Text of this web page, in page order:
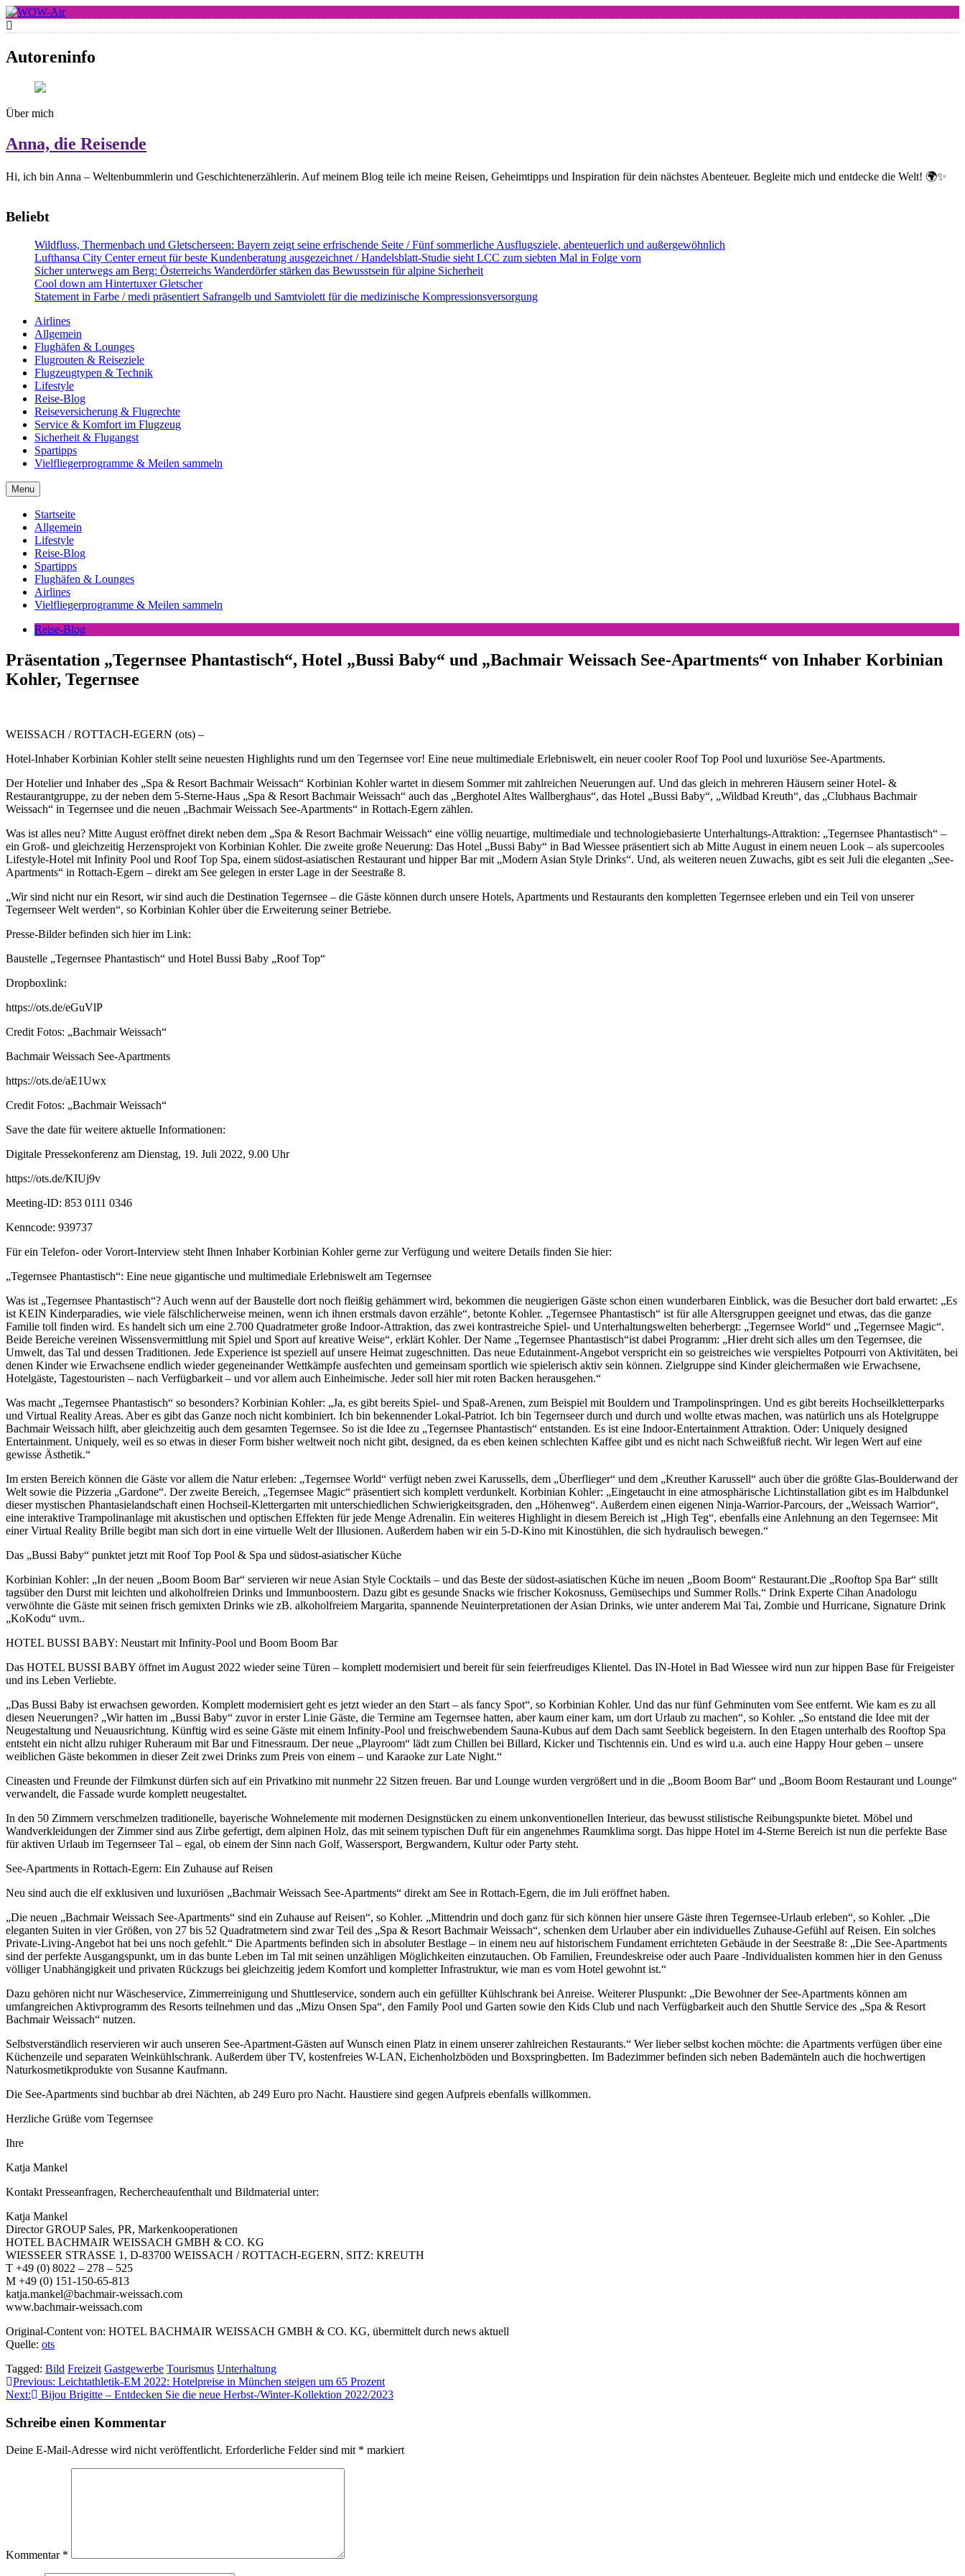
Skip
to
content
WOW-Air
Autoreninfo
Über mich
Anna, die Reisende
Hi, ich bin Anna – Weltenbummlerin und Geschichtenerzählerin. Auf meinem Blog teile ich meine Reisen, Geheimtipps und Inspiration für dein nächstes Abenteuer. Begleite mich und entdecke die Welt! 🌍✨
Beliebt
Wildfluss, Thermenbach und Gletscherseen: Bayern zeigt seine erfrischende Seite / Fünf sommerliche Ausflugsziele, abenteuerlich und außergewöhnlich
Lufthansa City Center erneut für beste Kundenberatung ausgezeichnet / Handelsblatt-Studie sieht LCC zum siebten Mal in Folge vorn
Sicher unterwegs am Berg: Österreichs Wanderdörfer stärken das Bewusstsein für alpine Sicherheit
Cool down am Hintertuxer Gletscher
Statement in Farbe / medi präsentiert Safrangelb und Samtviolett für die medizinische Kompressionsversorgung
Airlines
Allgemein
Flughäfen & Lounges
Flugrouten & Reiseziele
Flugzeugtypen & Technik
Lifestyle
Reise-Blog
Reiseversicherung & Flugrechte
Service & Komfort im Flugzeug
Sicherheit & Flugangst
Spartipps
Vielfliegerprogramme & Meilen sammeln
Menu
Startseite
Allgemein
Lifestyle
Reise-Blog
Spartipps
Flughäfen & Lounges
Airlines
Vielfliegerprogramme & Meilen sammeln
Reise-Blog
Präsentation „Tegernsee Phantastisch“, Hotel „Bussi Baby“ und „Bachmair Weissach See-Apartments“ von Inhaber Korbinian
Kohler, Tegernsee
WEISSACH / ROTTACH-EGERN (ots) –
Hotel-Inhaber Korbinian Kohler stellt seine neuesten Highlights rund um den Tegernsee vor! Eine neue multimediale Erlebniswelt, ein neuer cooler Roof Top Pool und luxuriöse See-Apartments.
Der Hotelier und Inhaber des „Spa & Resort Bachmair Weissach“ Korbinian Kohler wartet in diesem Sommer mit zahlreichen Neuerungen auf. Und das gleich in mehreren Häusern seiner Hotel- &
Restaurantgruppe, zu der neben dem 5-Sterne-Haus „Spa & Resort Bachmair Weissach“ auch das „Berghotel Altes Wallberghaus“, das Hotel „Bussi Baby“, „Wildbad Kreuth“, das „Clubhaus Bachmair
Weissach“ in Tegernsee und die neuen „Bachmair Weissach See-Apartments“ in Rottach-Egern zählen.
Was ist alles neu? Mitte August eröffnet direkt neben dem „Spa & Resort Bachmair Weissach“ eine völlig neuartige, multimediale und technologiebasierte Unterhaltungs-Attraktion: „Tegernsee Phantastisch“ –
ein Groß- und gleichzeitig Herzensprojekt von Korbinian Kohler. Die zweite große Neuerung: Das Hotel „Bussi Baby“ in Bad Wiessee präsentiert sich ab Mitte August in einem neuen Look – als supercooles
Lifestyle-Hotel mit Infinity Pool und Roof Top Spa, einem südost-asiatischen Restaurant und hipper Bar mit „Modern Asian Style Drinks“. Und, als weiteren neuen Zuwachs, gibt es seit Juli die eleganten „See-
Apartments“ in Rottach-Egern – direkt am See gelegen in erster Lage in der Seestraße 8.
„Wir sind nicht nur ein Resort, wir sind auch die Destination Tegernsee – die Gäste können durch unsere Hotels, Apartments und Restaurants den kompletten Tegernsee erleben und ein Teil von unserer
Tegernseer Welt werden“, so Korbinian Kohler über die Erweiterung seiner Betriebe.
Presse-Bilder befinden sich hier im Link:
Baustelle „Tegernsee Phantastisch“ und Hotel Bussi Baby „Roof Top“
Dropboxlink:
https://ots.de/eGuVlP
Credit Fotos: „Bachmair Weissach“
Bachmair Weissach See-Apartments
https://ots.de/aE1Uwx
Credit Fotos: „Bachmair Weissach“
Save the date für weitere aktuelle Informationen:
Digitale Pressekonferenz am Dienstag, 19. Juli 2022, 9.00 Uhr
https://ots.de/KIUj9v
Meeting-ID: 853 0111 0346
Kenncode: 939737
Für ein Telefon- oder Vorort-Interview steht Ihnen Inhaber Korbinian Kohler gerne zur Verfügung und weitere Details finden Sie hier:
„Tegernsee Phantastisch“: Eine neue gigantische und multimediale Erlebniswelt am Tegernsee
Was ist „Tegernsee Phantastisch“? Auch wenn auf der Baustelle dort noch fleißig gehämmert wird, bekommen die neugierigen Gäste schon einen wunderbaren Einblick, was die Besucher dort bald erwartet: „Es
ist KEIN Kinderparadies, wie viele fälschlicherweise meinen, wenn ich ihnen erstmals davon erzähle“, betonte Kohler. „Tegernsee Phantastisch“ ist für alle Altersgruppen geeignet und etwas, das die ganze
Familie toll finden wird. Es handelt sich um eine 2.700 Quadratmeter große Indoor-Attraktion, das zwei kontrastreiche Spiel- und Unterhaltungswelten beherbergt: „Tegernsee World“ und „Tegernsee Magic“.
Beide Bereiche vereinen Wissensvermittlung mit Spiel und Sport auf kreative Weise“, erklärt Kohler. Der Name „Tegernsee Phantastisch“ist dabei Programm: „Hier dreht sich alles um den Tegernsee, die
Umwelt, das Tal und dessen Traditionen. Jede Experience ist speziell auf unsere Heimat zugeschnitten. Das neue Edutainment-Angebot verspricht ein so geistreiches wie verspieltes Potpourri von Aktivitäten, bei
denen Kinder wie Erwachsene endlich wieder gegeneinander Wettkämpfe ausfechten und gemeinsam sportlich wie spielerisch aktiv sein können. Zielgruppe sind Kinder gleichermaßen wie Erwachsene,
Hotelgäste, Tagestouristen – nach Verfügbarkeit – und vor allem auch Einheimische. Jeder soll hier mit roten Backen herausgehen.“
Was macht „Tegernsee Phantastisch“ so besonders? Korbinian Kohler: „Ja, es gibt bereits Spiel- und Spaß-Arenen, zum Beispiel mit Bouldern und Trampolinspringen. Und es gibt bereits Hochseilkletterparks
und Virtual Reality Areas. Aber es gibt das Ganze noch nicht kombiniert. Ich bin bekennender Lokal-Patriot. Ich bin Tegernseer durch und durch und wollte etwas machen, was natürlich uns als Hotelgruppe
Bachmair Weissach hilft, aber gleichzeitig auch dem gesamten Tegernsee. So ist die Idee zu „Tegernsee Phantastisch“ entstanden. Es ist eine Indoor-Entertainment Attraktion. Oder: Uniquely designed
Entertainment. Uniquely, weil es so etwas in dieser Form bisher weltweit noch nicht gibt, designed, da es eben keinen schlechten Kaffee gibt und es nicht nach Schweißfuß riecht. Wir legen Wert auf eine
gewisse Ästhetik.“
Im ersten Bereich können die Gäste vor allem die Natur erleben: „Tegernsee World“ verfügt neben zwei Karussells, dem „Überflieger“ und dem „Kreuther Karussell“ auch über die größte Glas-Boulderwand der
Welt sowie die Pizzeria „Gardone“. Der zweite Bereich, „Tegernsee Magic“ präsentiert sich komplett verdunkelt. Korbinian Kohler: „Eingetaucht in eine atmosphärische Lichtinstallation gibt es im Halbdunkel
dieser mystischen Phantasielandschaft einen Hochseil-Klettergarten mit unterschiedlichen Schwierigkeitsgraden, den „Höhenweg“. Außerdem einen eigenen Ninja-Warrior-Parcours, der „Weissach Warrior“,
eine interaktive Trampolinanlage mit akustischen und optischen Effekten für jede Menge Adrenalin. Ein weiteres Highlight in diesem Bereich ist „High Teg“, ebenfalls eine Anlehnung an den Tegernsee: Mit
einer Virtual Reality Brille begibt man sich dort in eine virtuelle Welt der Illusionen. Außerdem haben wir ein 5-D-Kino mit Kinostühlen, die sich hydraulisch bewegen.“
Das „Bussi Baby“ punktet jetzt mit Roof Top Pool & Spa und südost-asiatischer Küche
Korbinian Kohler: „In der neuen „Boom Boom Bar“ servieren wir neue Asian Style Cocktails – und das Beste der südost-asiatischen Küche im neuen „Boom Boom“ Restaurant.Die „Rooftop Spa Bar“ stillt
tagsüber den Durst mit leichten und alkoholfreien Drinks und Immunboostern. Dazu gibt es gesunde Snacks wie frischer Kokosnuss, Gemüsechips und Summer Rolls.“ Drink Experte Cihan Anadologu
verwöhnte die Gäste mit seinen frisch gemixten Drinks wie zB. alkoholfreiem Margarita, spannende Neuinterpretationen der Asian Drinks, wie unter anderem Mai Tai, Zombie und Hurricane, Signature Drink
„KoKodu“ uvm..
HOTEL BUSSI BABY: Neustart mit Infinity-Pool und Boom Boom Bar
Das HOTEL BUSSI BABY öffnet im August 2022 wieder seine Türen – komplett modernisiert und bereit für sein feierfreudiges Klientel. Das IN-Hotel in Bad Wiessee wird nun zur hippen Base für Freigeister
und ins Leben Verliebte.
„Das Bussi Baby ist erwachsen geworden. Komplett modernisiert geht es jetzt wieder an den Start – als fancy Spot“, so Korbinian Kohler. Und das nur fünf Gehminuten vom See entfernt. Wie kam es zu all
diesen Neuerungen? „Wir hatten im „Bussi Baby“ zuvor in erster Linie Gäste, die Termine am Tegernsee hatten, aber kaum einer kam, um dort Urlaub zu machen“, so Kohler. „So entstand die Idee mit der
Neugestaltung und Neuausrichtung. Künftig wird es seine Gäste mit einem Infinity-Pool und freischwebendem Sauna-Kubus auf dem Dach samt Seeblick begeistern. In den Etagen unterhalb des Rooftop Spa
entsteht ein nicht allzu ruhiger Ruheraum mit Bar und Fitnessraum. Der neue „Playroom“ lädt zum Chillen bei Billard, Kicker und Tischtennis ein. Und es wird u.a. auch eine Happy Hour geben – unsere
weiblichen Gäste bekommen in dieser Zeit zwei Drinks zum Preis von einem – und Karaoke zur Late Night.“
Cineasten und Freunde der Filmkunst dürfen sich auf ein Privatkino mit nunmehr 22 Sitzen freuen. Bar und Lounge wurden vergrößert und in die „Boom Boom Bar“ und „Boom Boom Restaurant und Lounge“
verwandelt, die Fassade wurde komplett neugestaltet.
In den 50 Zimmern verschmelzen traditionelle, bayerische Wohnelemente mit modernen Designstücken zu einem unkonventionellen Interieur, das bewusst stilistische Reibungspunkte bietet. Möbel und
Wandverkleidungen der Zimmer sind aus Zirbe gefertigt, dem alpinen Holz, das mit seinem typischen Duft für ein angenehmes Raumklima sorgt. Das hippe Hotel im 4-Sterne Bereich ist nun die perfekte Base
für aktiven Urlaub im Tegernseer Tal – egal, ob einem der Sinn nach Golf, Wassersport, Bergwandern, Kultur oder Party steht.
See-Apartments in Rottach-Egern: Ein Zuhause auf Reisen
Neu sind auch die elf exklusiven und luxuriösen „Bachmair Weissach See-Apartments“ direkt am See in Rottach-Egern, die im Juli eröffnet haben.
„Die neuen „Bachmair Weissach See-Apartments“ sind ein Zuhause auf Reisen“, so Kohler. „Mittendrin und doch ganz für sich können hier unsere Gäste ihren Tegernsee-Urlaub erleben“, so Kohler. „Die
eleganten Suiten in vier Größen, von 27 bis 52 Quadratmetern sind zwar Teil des „Spa & Resort Bachmair Weissach“, schenken dem Urlauber aber ein individuelles Zuhause-Gefühl auf Reisen. Ein solches
Private-Living-Angebot hat bei uns noch gefehlt.“ Die Apartments befinden sich in absoluter Bestlage – in einem neu auf historischem Fundament errichteten Gebäude in der Seestraße 8: „Die See-Apartments
sind der perfekte Ausgangspunkt, um in das bunte Leben im Tal mit seinen unzähligen Möglichkeiten einzutauchen. Ob Familien, Freundeskreise oder auch Paare -Individualisten kommen hier in den Genuss
völliger Unabhängigkeit und privaten Rückzugs bei gleichzeitig jedem Komfort und kompletter Infrastruktur, wie man es vom Hotel gewohnt ist.“
Dazu gehören nicht nur Wäscheservice, Zimmerreinigung und Shuttleservice, sondern auch ein gefüllter Kühlschrank bei Anreise. Weiterer Pluspunkt: „Die Bewohner der See-Apartments können am
umfangreichen Aktivprogramm des Resorts teilnehmen und das „Mizu Onsen Spa“, den Family Pool und Garten sowie den Kids Club und nach Verfügbarkeit auch den Shuttle Service des „Spa & Resort
Bachmair Weissach“ nutzen.
Selbstverständlich reservieren wir auch unseren See-Apartment-Gästen auf Wunsch einen Platz in einem unserer zahlreichen Restaurants.“ Wer lieber selbst kochen möchte: die Apartments verfügen über eine
Küchenzeile und separaten Weinkühlschrank. Außerdem über TV, kostenfreies W-LAN, Eichenholzböden und Boxspringbetten. Im Badezimmer befinden sich neben Bademänteln auch die hochwertigen
Naturkosmetikprodukte von Susanne Kaufmann.
Die See-Apartments sind buchbar ab drei Nächten, ab 249 Euro pro Nacht. Haustiere sind gegen Aufpreis ebenfalls willkommen.
Herzliche Grüße vom Tegernsee
Ihre
Katja Mankel
Kontakt Presseanfragen, Rechercheaufenthalt und Bildmaterial unter:
Katja Mankel
Director GROUP Sales, PR, Markenkooperationen
HOTEL BACHMAIR WEISSACH GMBH & CO. KG
WIESSEER STRASSE 1, D-83700 WEISSACH / ROTTACH-EGERN, SITZ: KREUTH
T +49 (0) 8022 – 278 – 525
M +49 (0) 151-150-65-813
katja.mankel@bachmair-weissach.com
www.bachmair-weissach.com
Original-Content von: HOTEL BACHMAIR WEISSACH GMBH & CO. KG, übermittelt durch news aktuell
Quelle: ots
Tagged: Bild Freizeit Gastgewerbe Tourismus Unterhaltung
Beitragsnavigation
Previous: Leichtathletik-EM 2022: Hotelpreise in München steigen um 65 Prozent
Next:
Bijou Brigitte – Entdecken Sie die neue Herbst-/Winter-Kollektion 2022/2023
Schreibe einen Kommentar
Deine E-Mail-Adresse wird nicht veröffentlicht. Erforderliche Felder sind mit * markiert
Kommentar *